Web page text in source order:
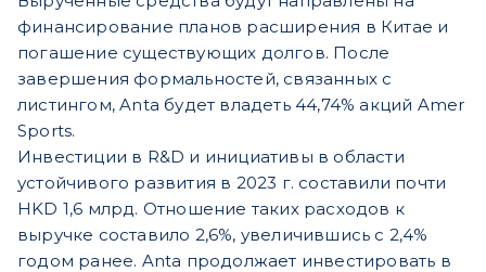
финансирование планов расширения в Китае и
погашение существующих долгов. После
завершения формальностей, связанных с
листингом, Anta будет владеть 44,74% акций Amer
Sports.
Инвестиции в R&D и инициативы в области
устойчивого развития в 2023 г. составили почти
HKD 1,6 млрд. Отношение таких расходов к
выручке составило 2,6%, увеличившись с 2,4%
годом ранее. Anta продолжает инвестировать в